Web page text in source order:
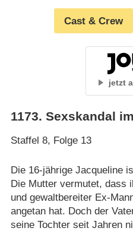
Cast & Crew
jetzt
1173. Sexskandal
Staffel 8, Folge 13
Die 16-jährige Jacqueline
Die Mutter vermutet, dass
und gewaltbereiter Ex-
angetan hat. Doch der
seine Tochter seit Jahren